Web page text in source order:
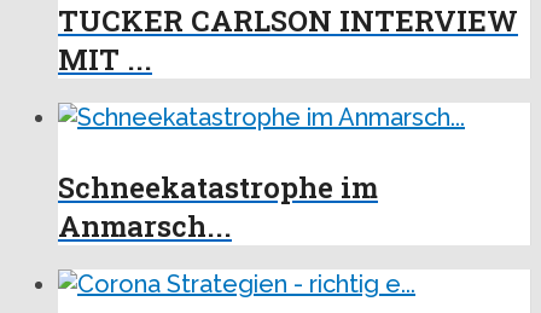
TUCKER CARLSON INTERVIEW
MIT ...
Schneekatastrophe im
Anmarsch...